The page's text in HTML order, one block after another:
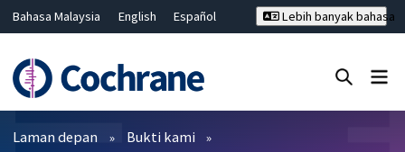
Bahasa Malaysia English
Español
Hrvatski
Deutsch ไทย
繁體中文
简体中文
Lebih banyak bahasa
Penapis
Laman depan Bukti kami